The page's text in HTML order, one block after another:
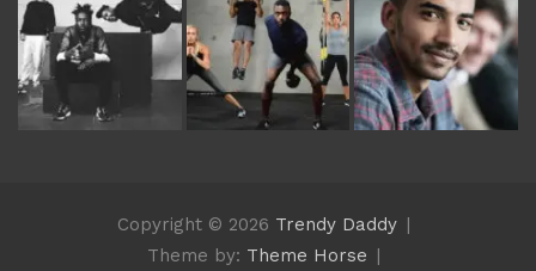
Copyright © 2026 Trendy Daddy
Theme by: Theme Horse